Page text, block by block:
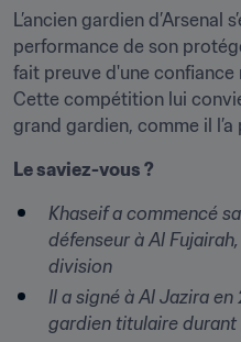
L’ancien gardien d’Arsenal
performance de son
fait preuve d'une
Cette compétition lui
grand gardien, comme il l’a
Le saviez-vous ?
Khaseif a commencé
défenseur à Al
division
Il a signé à Al Jazira
gardien titulaire durant